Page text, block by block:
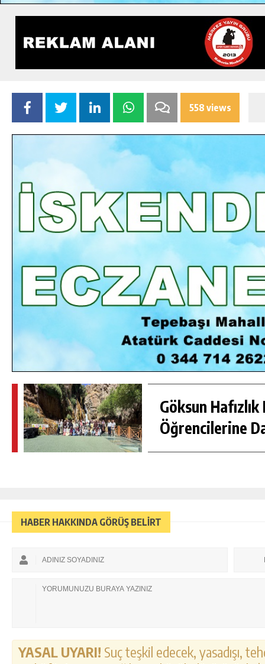
558 views
Göksun Hafızlık
Öğrencilerine
HABER HAKKINDA GÖRÜŞ BELİRT
YASAL UYARI! Suç teşkil edecek, yasadışı,
GÜNLÜK HABER AKIŞI
GÖKSUN HAFIZLIK KIZ KUR’AN KURSU
ÖĞRENCILERINE DARENDE GEZISI.